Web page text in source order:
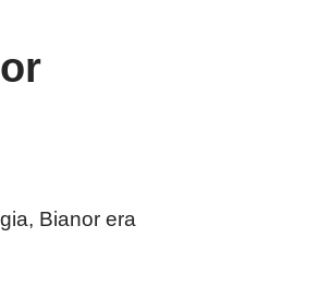
Bianor era